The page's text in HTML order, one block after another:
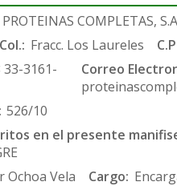
PROTEINAS COMPLETAS,
Col.: Fracc. Los Laureles
3161-
Correo
526/10
en el presente
Ochoa Vela Cargo: